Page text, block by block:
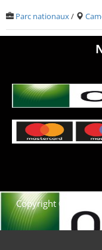
Parc nationaux/
Copyright © 2021.